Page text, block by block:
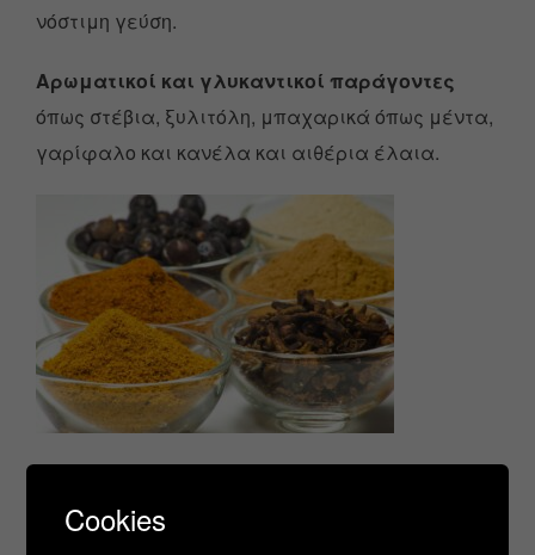
νόστιμη γεύση.
Αρωματικοί και γλυκαντικοί παράγοντες
όπως στέβια, ξυλιτόλη, μπαχαρικά όπως μέντα,
γαρίφαλο και κανέλα και αιθέρια έλαια.
αποτελεσματικό εργαλείο για τον καθαρισμό
Cookies